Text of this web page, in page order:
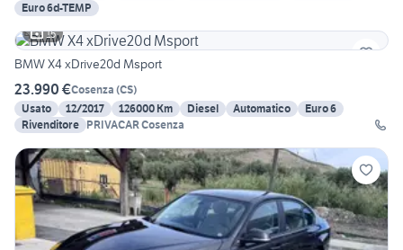
Euro 6d-TEMP
15
BMW X4 xDrive20d Msport
23.990 €Cosenza (CS)
Usato
12/2017 126000 Km Diesel Automatico
Euro 6
Rivenditore PRIVACAR Cosenza